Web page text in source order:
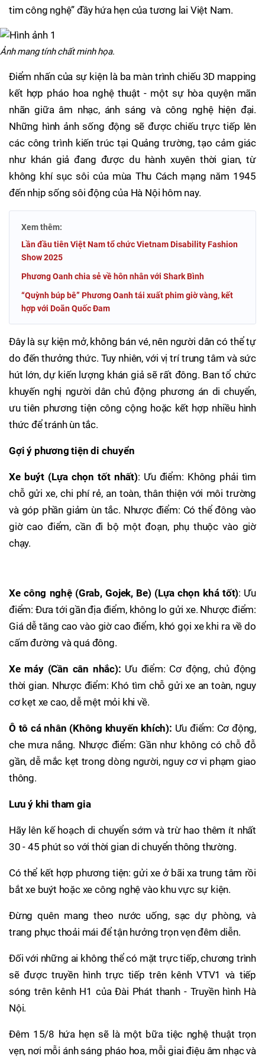
tim công nghệ” đầy hứa hẹn của tương lai Việt Nam.
Ảnh mang tính chất minh họa.
Điểm nhấn của sự kiện là ba màn trình chiếu 3D mapping
kết hợp pháo hoa nghệ thuật - một sự hòa quyện mãn
nhãn giữa âm nhạc, ánh sáng và công nghệ hiện đại.
Những hình ảnh sống động sẽ được chiếu trực tiếp lên
các công trình kiến trúc tại Quảng trường, tạo cảm giác
như khán giả đang được du hành xuyên thời gian, từ
không khí sục sôi của mùa Thu Cách mạng năm 1945
đến nhịp sống sôi động của Hà Nội hôm nay.
Xem thêm:
Lần đầu tiên Việt Nam tổ chức Vietnam Disability Fashion
Show 2025
Phương Oanh chia sẻ về hôn nhân với Shark Bình
“Quỳnh búp bê” Phương Oanh tái xuất phim giờ vàng, kết
hợp với Doãn Quốc Đam
Đây là sự kiện mở, không bán vé, nên người dân có thể tự
do đến thưởng thức. Tuy nhiên, với vị trí trung tâm và sức
hút lớn, dự kiến lượng khán giả sẽ rất đông. Ban tổ chức
khuyến nghị người dân chủ động phương án di chuyển,
ưu tiên phương tiện công cộng hoặc kết hợp nhiều hình
thức để tránh ùn tắc.
Gợi ý phương tiện di chuyển
Xe buýt (Lựa chọn tốt nhất): Ưu điểm: Không phải tìm
chỗ gửi xe, chi phí rẻ, an toàn, thân thiện với môi trường
và góp phần giảm ùn tắc. Nhược điểm: Có thể đông vào
giờ cao điểm, cần đi bộ một đoạn, phụ thuộc vào giờ
chạy.
Xe công nghệ (Grab, Gojek, Be) (Lựa chọn khá tốt): Ưu
điểm: Đưa tới gần địa điểm, không lo gửi xe. Nhược điểm:
Giá dễ tăng cao vào giờ cao điểm, khó gọi xe khi ra về do
cấm đường và quá đông.
Xe máy (Cần cân nhắc): Ưu điểm: Cơ động, chủ động
thời gian. Nhược điểm: Khó tìm chỗ gửi xe an toàn, nguy
cơ kẹt xe cao, dễ mệt mỏi khi về.
Ô tô cá nhân (Không khuyến khích): Ưu điểm: Cơ động,
che mưa nắng. Nhược điểm: Gần như không có chỗ đỗ
gần, dễ mắc kẹt trong dòng người, nguy cơ vi phạm giao
thông.
Lưu ý khi tham gia
Hãy lên kế hoạch di chuyển sớm và trừ hao thêm ít nhất
30 - 45 phút so với thời gian di chuyển thông thường.
Có thể kết hợp phương tiện: gửi xe ở bãi xa trung tâm rồi
bắt xe buýt hoặc xe công nghệ vào khu vực sự kiện.
Đừng quên mang theo nước uống, sạc dự phòng, và
trang phục thoải mái để tận hưởng trọn vẹn đêm diễn.
Đối với những ai không thể có mặt trực tiếp, chương trình
sẽ được truyền hình trực tiếp trên kênh VTV1 và tiếp
sóng trên kênh H1 của Đài Phát thanh - Truyền hình Hà
Nội.
Đêm 15/8 hứa hẹn sẽ là một bữa tiệc nghệ thuật trọn
vẹn, nơi mỗi ánh sáng pháo hoa, mỗi giai điệu âm nhạc và